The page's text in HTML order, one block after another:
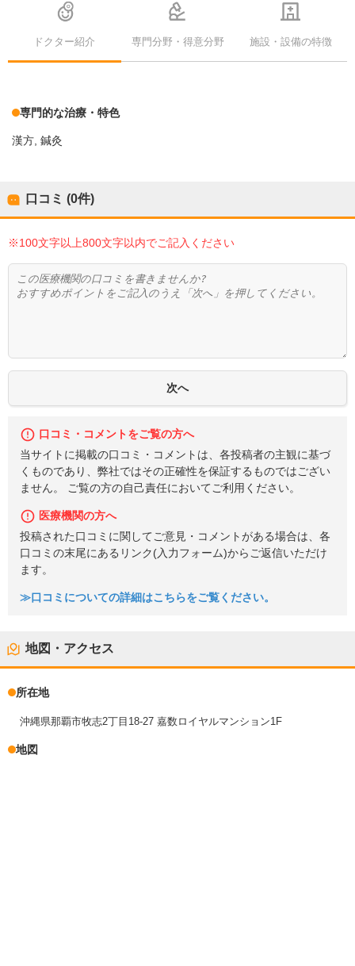
ドクター紹介 専門分野・得意分野 施設・設備の特徴
専門的な治療・特色
漢方 鍼灸
口コミ (0件)
※100文字以上800文字以内でご記入ください
口コミ・コメントをご覧の方へ
当サイトに掲載の口コミ・コメントは、各投稿者の主観に基づ
くものであり、弊社ではその正確性を保証するものではござい
ません。 ご覧の方の自己責任においてご利用ください。
医療機関の方へ
投稿された口コミに関してご意見・コメントがある場合は、各
口コミの末尾にあるリンク(入力フォーム)からご返信いただけ
ます。
≫口コミについての詳細はこちらをご覧ください。
地図・アクセス
所在地
沖縄県那覇市牧志2丁目18-27 嘉数ロイヤルマンション1F
地図